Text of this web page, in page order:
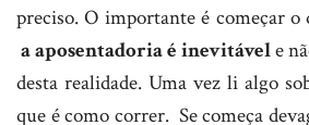
preciso. O importante é começar o
a aposentadoria é inevitávele
desta realidade. Uma vez li algo
que é como correr. Se começa